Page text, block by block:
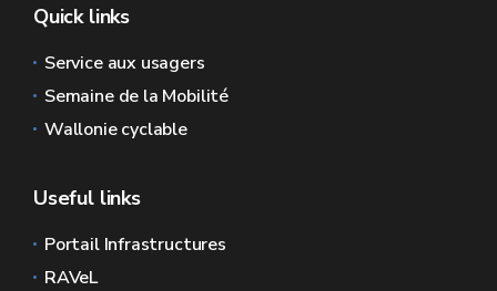
Quick links
Service aux usagers
Semaine de la Mobilité
Wallonie cyclable
Useful links
Portail Infrastructures
RAVeL